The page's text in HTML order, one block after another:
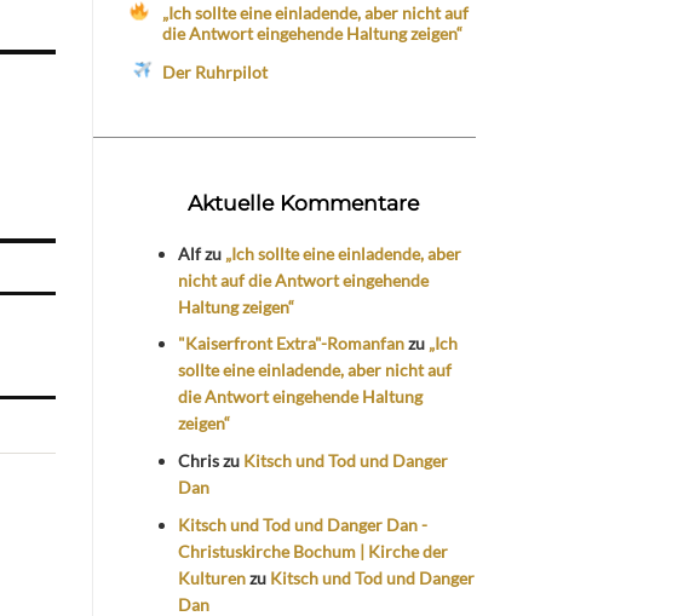
„Ich sollte eine einladende, aber nicht auf
die Antwort eingehende Haltung zeigen“
Der Ruhrpilot
Aktuelle Kommentare
Alfzu „Ich sollte eine einladende, aber
nicht auf die Antwort eingehende
Haltung zeigen“
"Kaiserfront Extra"-Romanfanzu „Ich
sollte eine einladende, aber nicht auf
die Antwort eingehende Haltung
zeigen“
Chriszu Kitsch und Tod und Danger
Dan
Kitsch und Tod und Danger Dan -
Christuskirche Bochum | Kirche der
Kulturenzu Kitsch und Tod und Danger
Dan